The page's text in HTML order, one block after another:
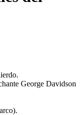
George Davidson